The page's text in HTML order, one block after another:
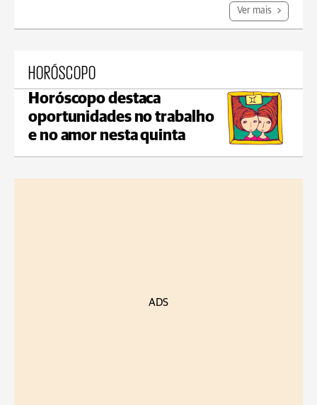
Ver mais
HORÓSCOPO
Horóscopo destaca
oportunidades no trabalho
e no amor nesta quinta
ADS